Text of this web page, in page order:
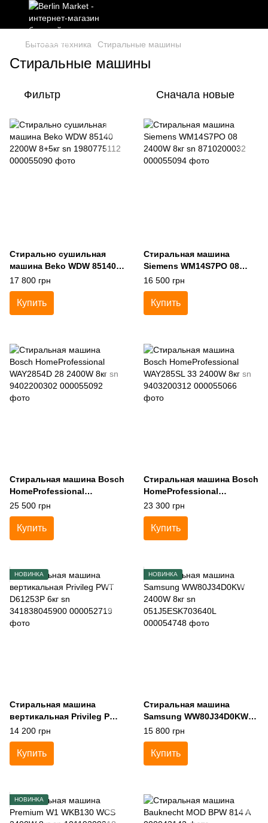
Бытовая техника Стиральные машины
Стиральные машины
Фильтр Сначала новые
Стирально сушильная
машина Beko WDW 85140
2200W 8+5кг sn 1980775112
17 800 грн
Купить
Стиральная машина
Siemens WM14S7PO 08
2400W 8кг sn 8710200032
16 500 грн
Купить
Стиральная машина Bosch
HomeProfessional
WAY2854D 28 2400W 8кг sn
9402200302
25 500 грн
Купить
Стиральная машина Bosch
HomeProfessional
WAY285SL 33 2400W 8кг sn
9403200312
23 300 грн
Купить
НОВИНКА
Стиральная машина
вертикальная Privileg PWT
D61253P 6кг sn
341838045900
14 200 грн
Купить
НОВИНКА
Стиральная машина
Samsung WW80J34D0KW
2400W 8кг sn
051J5ESK703640L
15 800 грн
Купить
НОВИНКА